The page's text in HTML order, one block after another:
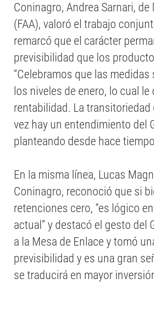
Coninagro, Andrea Sarnari,
(FAA), valoró el trabajo
remarcó que el carácter
previsibilidad que los
“Celebramos que las
los niveles de enero, lo cual
rentabilidad. La
vez hay un entendimiento del
planteando desde hace
En la misma línea, Lucas
Coninagro, reconoció que si
retenciones cero, “es lógico
actual” y destacó el gesto del
a la Mesa de Enlace y tomó
previsibilidad y es una gran
se traducirá en mayor